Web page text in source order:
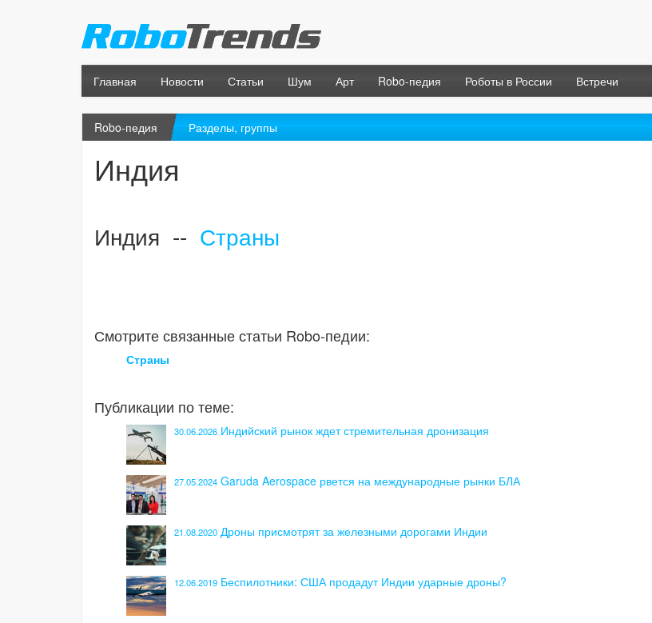
Главная Новости Статьи Шум Арт Robo-педия Роботы в России Встречи
Robo-педия Разделы, группы
Индия
Индия -- Страны
Смотрите связанные статьи Robo-педии:
Страны
Публикации по теме:
30.06.2026 Индийский рынок ждет стремительная дронизация
27.05.2024 Garuda Aerospace рвется на международные рынки БЛА
21.08.2020 Дроны присмотрят за железными дорогами Индии
12.06.2019 Беспилотники: США продадут Индии ударные дроны?